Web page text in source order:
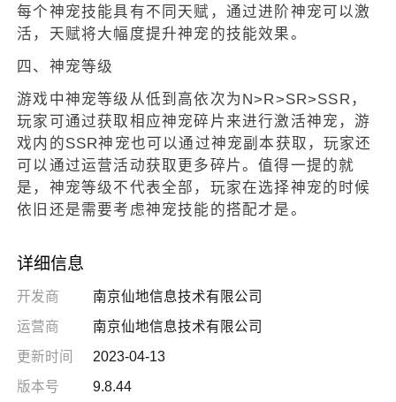
每个神宠技能具有不同天赋，通过进阶神宠可以激
活，天赋将大幅度提升神宠的技能效果。
四、神宠等级
游戏中神宠等级从低到高依次为N>R>SR>SSR，
玩家可通过获取相应神宠碎片来进行激活神宠，游
戏内的SSR神宠也可以通过神宠副本获取，玩家还
可以通过运营活动获取更多碎片。值得一提的就
是，神宠等级不代表全部，玩家在选择神宠的时候
依旧还是需要考虑神宠技能的搭配才是。
详细信息
开发商
南京仙地信息技术有限公司
运营商
南京仙地信息技术有限公司
更新时间
2023-04-13
版本号
9.8.44